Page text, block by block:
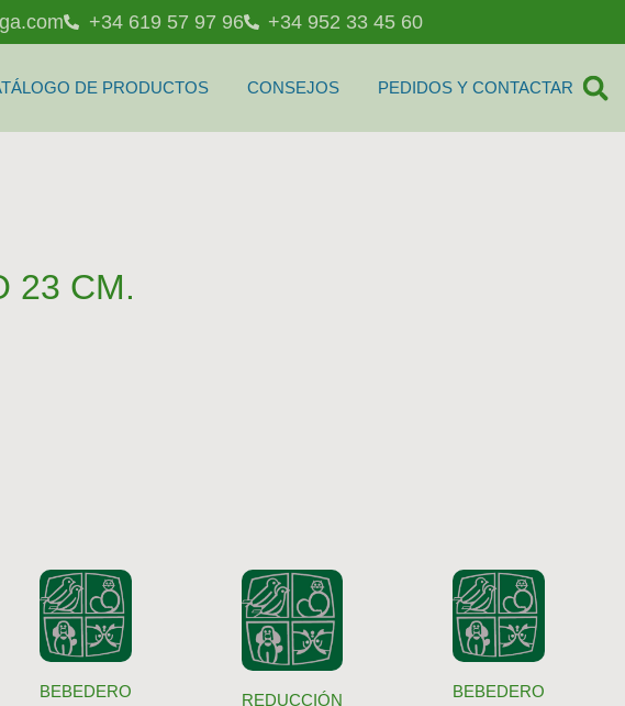
+34 619 57 97 96 +34 952 33 45 60
DE PRODUCTOS CONSEJOS PEDIDOS Y CONTACTAR
23 CM.
BEBEDERO
REDUCCIÓN
BEBEDERO